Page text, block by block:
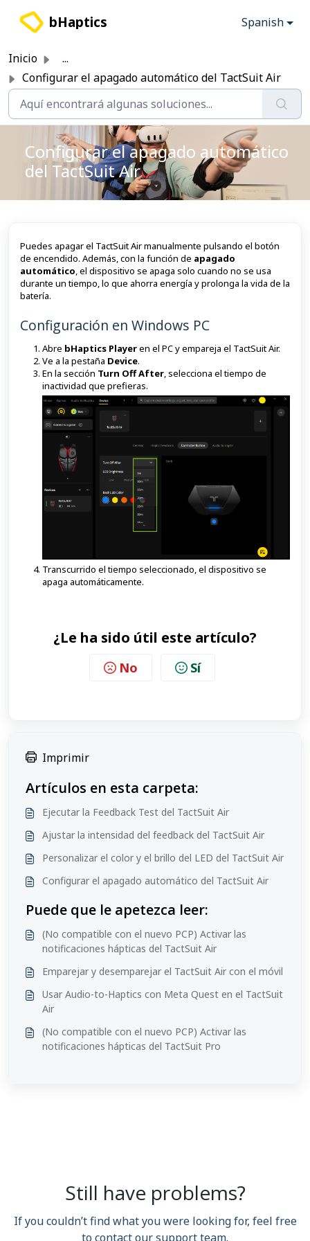
bHaptics Spanish
Inicio
...
Configurar el apagado automático del TactSuit Air
Configurar el apagado automático
del TactSuit Air
Puedes apagar el TactSuit Air manualmente pulsando el botón
de encendido. Además, con la función de apagado
automático, el dispositivo se apaga solo cuando no se usa
durante un tiempo, lo que ahorra energía y prolonga la vida de la
batería.
Configuración en Windows PC
Abre bHaptics Playeren el PC y empareja el TactSuit Air.
Ve a la pestaña Device.
En la sección Turn Off After, selecciona el tiempo de
inactividad que prefieras.
Transcurrido el tiempo seleccionado, el dispositivo se
apaga automáticamente.
¿Le ha sido útil este artículo?
No Sí
Imprimir
Artículos en esta carpeta:
Ejecutar la Feedback Test del TactSuit Air
Ajustar la intensidad del feedback del TactSuit Air
Personalizar el color y el brillo del LED del TactSuit Air
Configurar el apagado automático del TactSuit Air
Puede que le apetezca leer:
(No compatible con el nuevo PCP) Activar las
notificaciones hápticas del TactSuit Air
Emparejar y desemparejar el TactSuit Air con el móvil
Usar Audio-to-Haptics con Meta Quest en el TactSuit
Air
(No compatible con el nuevo PCP) Activar las
notificaciones hápticas del TactSuit Pro
Still have problems?
If you couldn’t find what you were looking for, feel free
to contact our support team.